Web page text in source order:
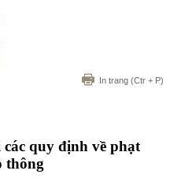
In trang (Ctr + P)
quy định về phạt
thông